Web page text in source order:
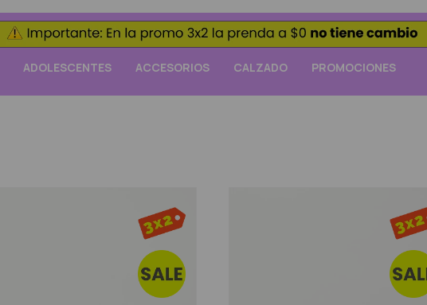
ADOLESCENTES ACCESORIOS CALZADO PROMOCIONES